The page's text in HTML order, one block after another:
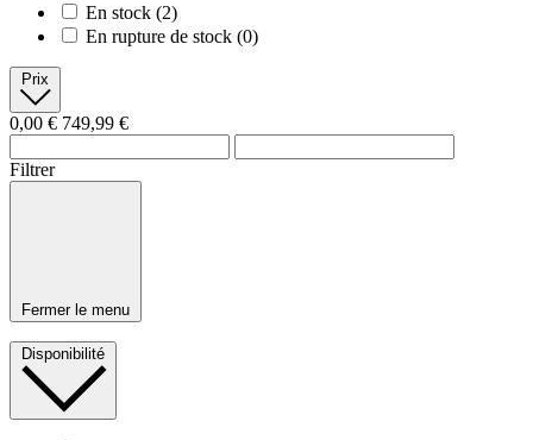
En stock (2)
En rupture de stock (0)
Prix
0,00 € 749,99 €
Filtrer
Fermer le menu
Disponibilité